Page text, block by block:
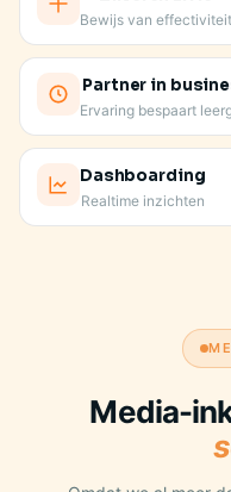
Bewijs van effectiviteit
Partner in
Ervaring bespaart
Dashboarding
Realtime inzichten
JE VASTE
Media-